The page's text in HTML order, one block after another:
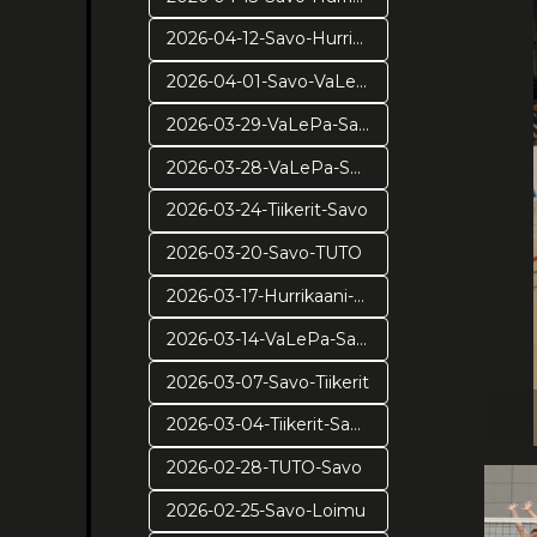
2026-04-12-Savo-Hurrikaani-ve2
2026-04-01-Savo-VaLePa-pv3
2026-03-29-VaLePa-Savo-pv2
2026-03-28-VaLePa-Savo-pv1
2026-03-24-Tiikerit-Savo
2026-03-20-Savo-TUTO
2026-03-17-Hurrikaani-Savo
2026-03-14-VaLePa-Savo
2026-03-07-Savo-Tiikerit
2026-03-04-Tiikerit-Savo
2026-02-28-TUTO-Savo
2026-02-25-Savo-Loimu